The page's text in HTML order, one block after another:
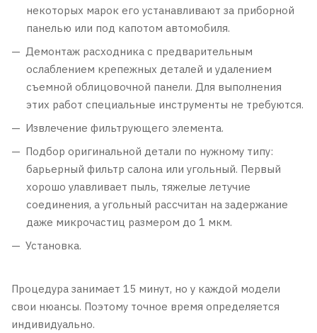
некоторых марок его устанавливают за приборной
панелью или под капотом автомобиля.
Демонтаж расходника с предварительным
ослаблением крепежных деталей и удалением
съемной облицовочной панели. Для выполнения
этих работ специальные инструменты не требуются.
Извлечение фильтрующего элемента.
Подбор оригинальной детали по нужному типу:
барьерный фильтр салона или угольный. Первый
хорошо улавливает пыль, тяжелые летучие
соединения, а угольный рассчитан на задержание
даже микрочастиц размером до 1 мкм.
Установка.
Процедура занимает 15 минут, но у каждой модели
свои нюансы. Поэтому точное время определяется
индивидуально.